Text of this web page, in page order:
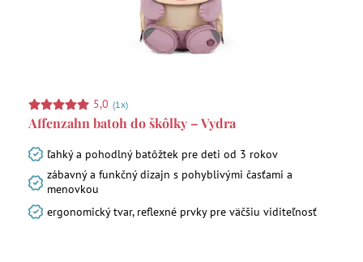
5,0 (1x)
Affenzahn batoh do škôlky – Vydra
ľahký a pohodlný batôžtek pre deti od 3 rokov
zábavný a funkčný dizajn s pohyblivými časťami a
menovkou
ergonomický tvar, reflexné prvky pre väčšiu viditeľnosť